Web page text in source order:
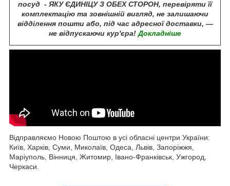
посуд - ЯКУ ЄДИНІЦУ З ОБЕХ СТОРОН, перевіряти її
комплектацію та зовнішній вигляд, не залишаючи
відділення пошти або, під час адресної доставки, —
не відпускаючи кур'єра!Докладніше
Відправляємо Новою Поштою в усі обласні центри України:
Київ, Харків, Суми, Миколаїв, Одеса, Львів, Запоріжжя,
Маріуполь, Вінниця, Житомир, Івано-Франківськ, Ужгород,
Черкаси.